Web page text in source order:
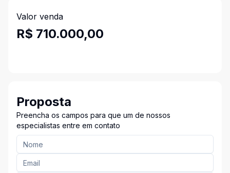
Valor venda
R$ 710.000,00
Proposta
Preencha os campos para que um de nossos
especialistas entre em contato